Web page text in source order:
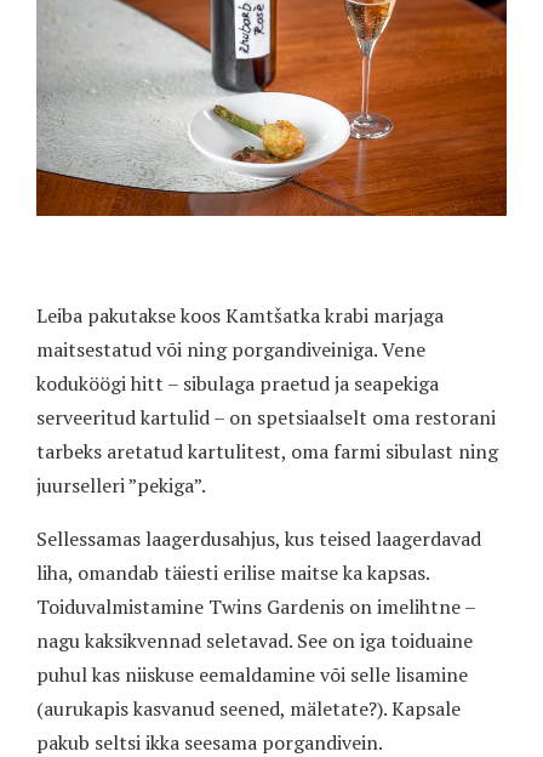
Leiba pakutakse koos Kamtšatka krabi marjaga
maitsestatud või ning porgandiveiniga. Vene
koduköögi hitt – sibulaga praetud ja seapekiga
serveeritud kartulid – on spetsiaalselt oma restorani
tarbeks aretatud kartulitest, oma farmi sibulast ning
juurselleri ”pekiga”.
Sellessamas laagerdusahjus, kus teised laagerdavad
liha, omandab täiesti erilise maitse ka kapsas.
Toiduvalmistamine Twins Gardenis on imelihtne –
nagu kaksikvennad seletavad. See on iga toiduaine
puhul kas niiskuse eemaldamine või selle lisamine
(aurukapis kasvanud seened, mäletate?). Kapsale
pakub seltsi ikka seesama porgandivein.